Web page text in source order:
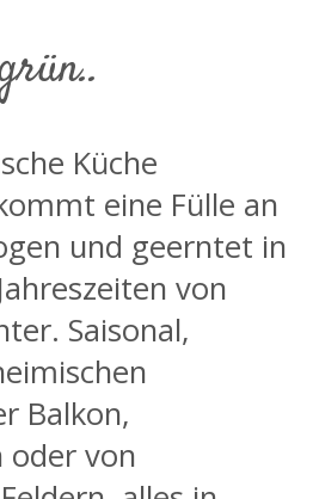
Küche
eine Fülle an
und geerntet in
von
Saisonal,
Balkon,
oder von